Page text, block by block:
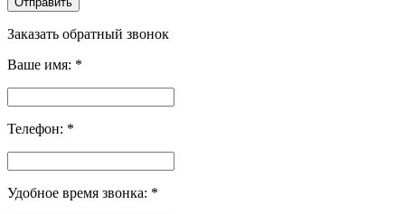
Заказать обратный звонок
Ваше имя: *
Телефон: *
Удобное время звонка: *